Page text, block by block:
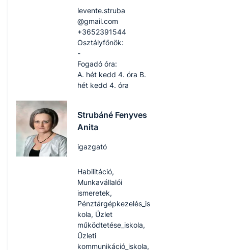
levente.struba​
@gmail.com
+3652391544
Osztályfőnök:
-
Fogadó óra:
A. hét kedd 4. óra B.
hét kedd 4. óra
Strubáné Fenyves
Anita
igazgató
Habilitáció,
Munkavállalói
ismeretek,
Pénztárgépkezelés_is
kola, Üzlet
működtetése_iskola,
Üzleti
kommunikáció_iskola,